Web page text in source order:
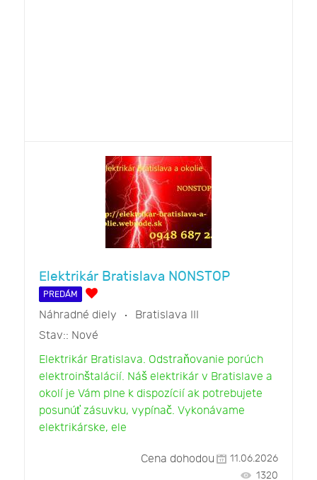
Elektrikár Bratislava NONSTOP
PREDÁM
Náhradné diely
Bratislava III
Stav:: Nové
Elektrikár Bratislava. Odstraňovanie porúch
elektroinštalácií. Náš elektrikár v Bratislave a
okolí je Vám plne k dispozícií ak potrebujete
posunúť zásuvku, vypínač. Vykonávame
elektrikárske, ele
Cena dohodou
11.06.2026
1320